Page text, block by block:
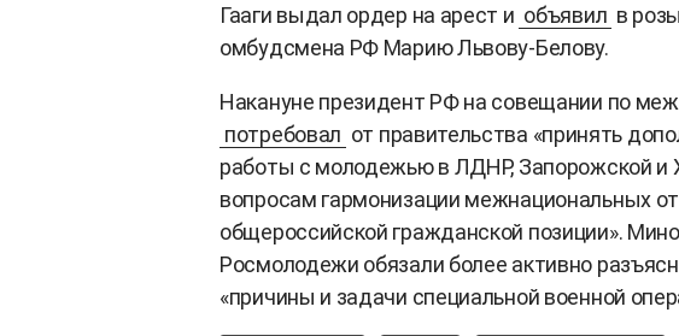
Гааги выдал ордер на арест и объявил в
омбудсмена РФ Марию Львову-Белову.
Накануне президент РФ на совещании по
потребовал от правительства «принять
работы с молодежью в ЛДНР, Запорожской и
вопросам гармонизации межнациональных
общероссийской гражданской позиции».
Росмолодежи обязали более активно
«причины и задачи специальной военной